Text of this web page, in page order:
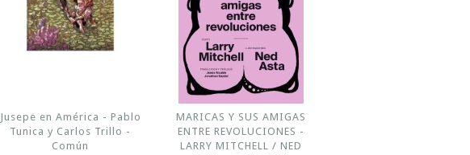
Jusepe en América - Pablo
Tunica y Carlos Trillo -
Común
MARICAS Y SUS AMIGAS
ENTRE REVOLUCIONES -
LARRY MITCHELL / NED